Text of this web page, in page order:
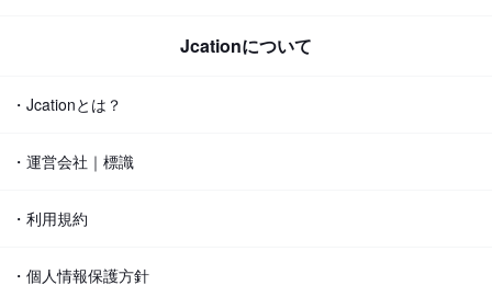
Jcationについて
・Jcationとは？
・運営会社｜標識
・利用規約
・個人情報保護方針